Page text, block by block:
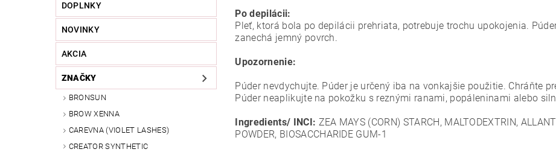
DOPLNKY
NOVINKY
AKCIA
ZNAČKY
BRONSUN
BROW XENNA
CAREVNA (VIOLET LASHES)
CREATOR SYNTHETIC
Po depilácii:
Pleť, ktorá bola po depilácii prehriata, potrebuje trochu upokojenia.
zanechá jemný povrch.
Upozornenie:
Púder nevdychujte. Púder je určený iba na vonkajšie použitie. Chráňte
Púder neaplikujte na pokožku s reznými ranami, popáleninami alebo
Ingredients/ INCI: ZEA MAYS (CORN) STARCH, MALTODEXTRIN,
POWDER, BIOSACCHARIDE GUM-1